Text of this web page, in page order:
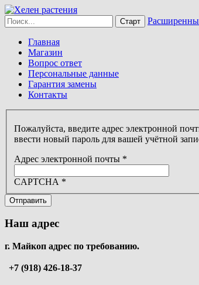
Главная
Магазин
Вопрос ответ
Персональные данные
Гарантия замены
Контакты
Пожалуйста, введите адрес электронной
ввести новый пароль для вашей учётной
Адрес электронной почты *
CAPTCHA *
Отправить
Наш адрес
г. Майкоп адрес по требованию.
+7 (918) 426-18-37